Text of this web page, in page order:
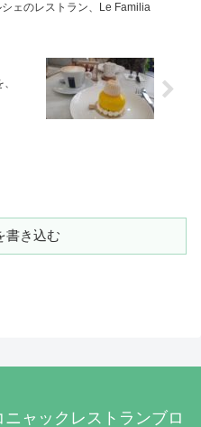
ェのレストラン、Le Familia
書き込む
ャックレストランブロ